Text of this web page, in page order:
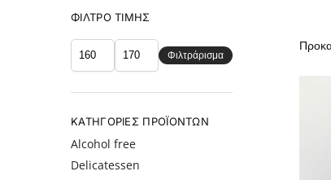
ΦΊΛΤΡΟ ΤΙΜΉΣ
Φιλτράρισμα
ΚΑΤΗΓΟΡΊΕΣ ΠΡΟΪΌΝΤΩΝ
Alcohol free
Delicatessen